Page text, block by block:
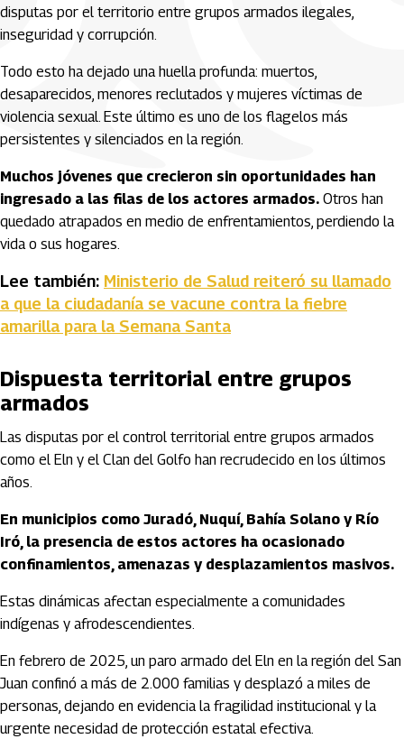
disputas por el territorio entre grupos armados ilegales,
inseguridad y corrupción.
Todo esto ha dejado una huella profunda: muertos,
desaparecidos, menores reclutados y mujeres víctimas de
violencia sexual. Este último es uno de los flagelos más
persistentes y silenciados en la región.
Muchos jóvenes que crecieron sin oportunidades han
ingresado a las filas de los actores armados. Otros han
quedado atrapados en medio de enfrentamientos, perdiendo la
vida o sus hogares.
Lee también: Ministerio de Salud reiteró su llamado
a que la ciudadanía se vacune contra la fiebre
amarilla para la Semana Santa
Dispuesta territorial entre grupos
armados
Las disputas por el control territorial entre grupos armados
como el Eln y el Clan del Golfo han recrudecido en los últimos
años.
En municipios como Juradó, Nuquí, Bahía Solano y Río
Iró, la presencia de estos actores ha ocasionado
confinamientos, amenazas y desplazamientos masivos.
Estas dinámicas afectan especialmente a comunidades
indígenas y afrodescendientes.
En febrero de 2025, un paro armado del Eln en la región del San
Juan confinó a más de 2.000 familias y desplazó a miles de
personas, dejando en evidencia la fragilidad institucional y la
urgente necesidad de protección estatal efectiva.